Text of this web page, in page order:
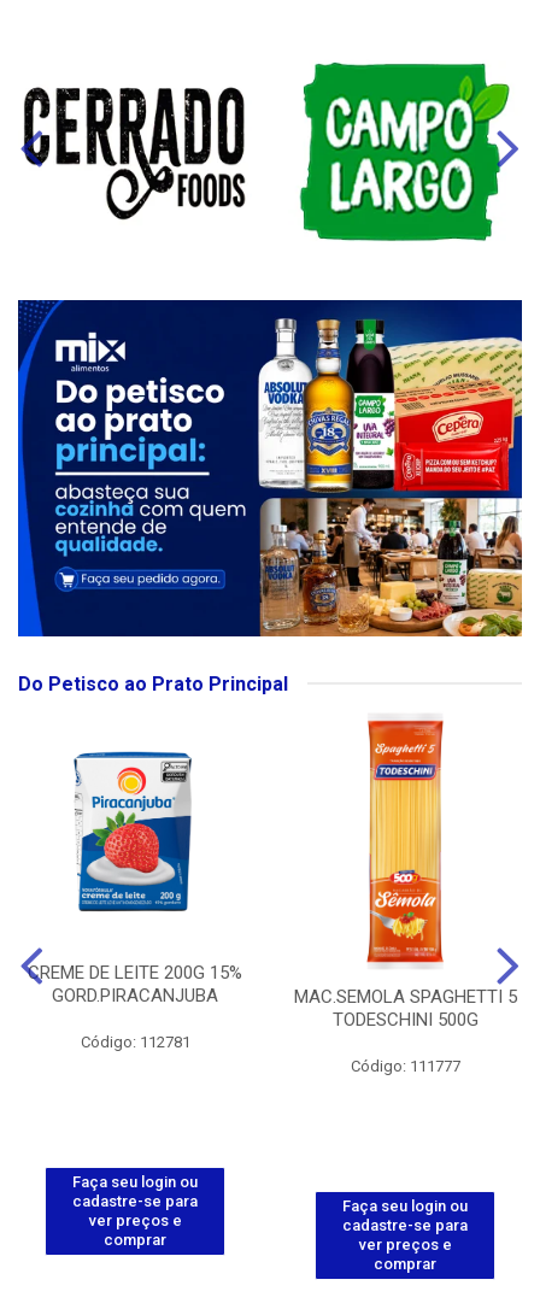
Do Petisco ao Prato Principal
CREME DE LEITE 200G 15%
GORD.PIRACANJUBA
Código: 112781
Faça seu login ou
cadastre-se para
ver preços e
comprar
MAC.SEMOLA SPAGHETTI 5
TODESCHINI 500G
Código: 111777
Faça seu login ou
cadastre-se para
ver preços e
comprar